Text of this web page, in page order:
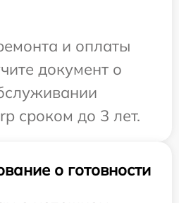
и оплаты
документ о
сроком до 3 лет.
о готовности